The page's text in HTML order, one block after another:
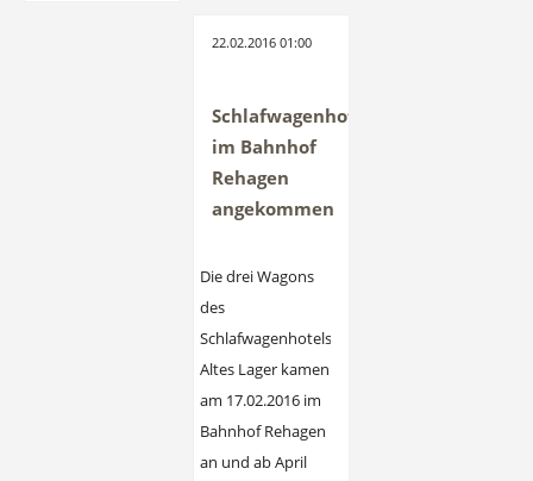
22.02.2016 01:00
Schlafwagenhotel
im Bahnhof
Rehagen
angekommen
Die drei Wagons
des
Schlafwagenhotels
Altes Lager kamen
am 17.02.2016 im
Bahnhof Rehagen
an und ab April